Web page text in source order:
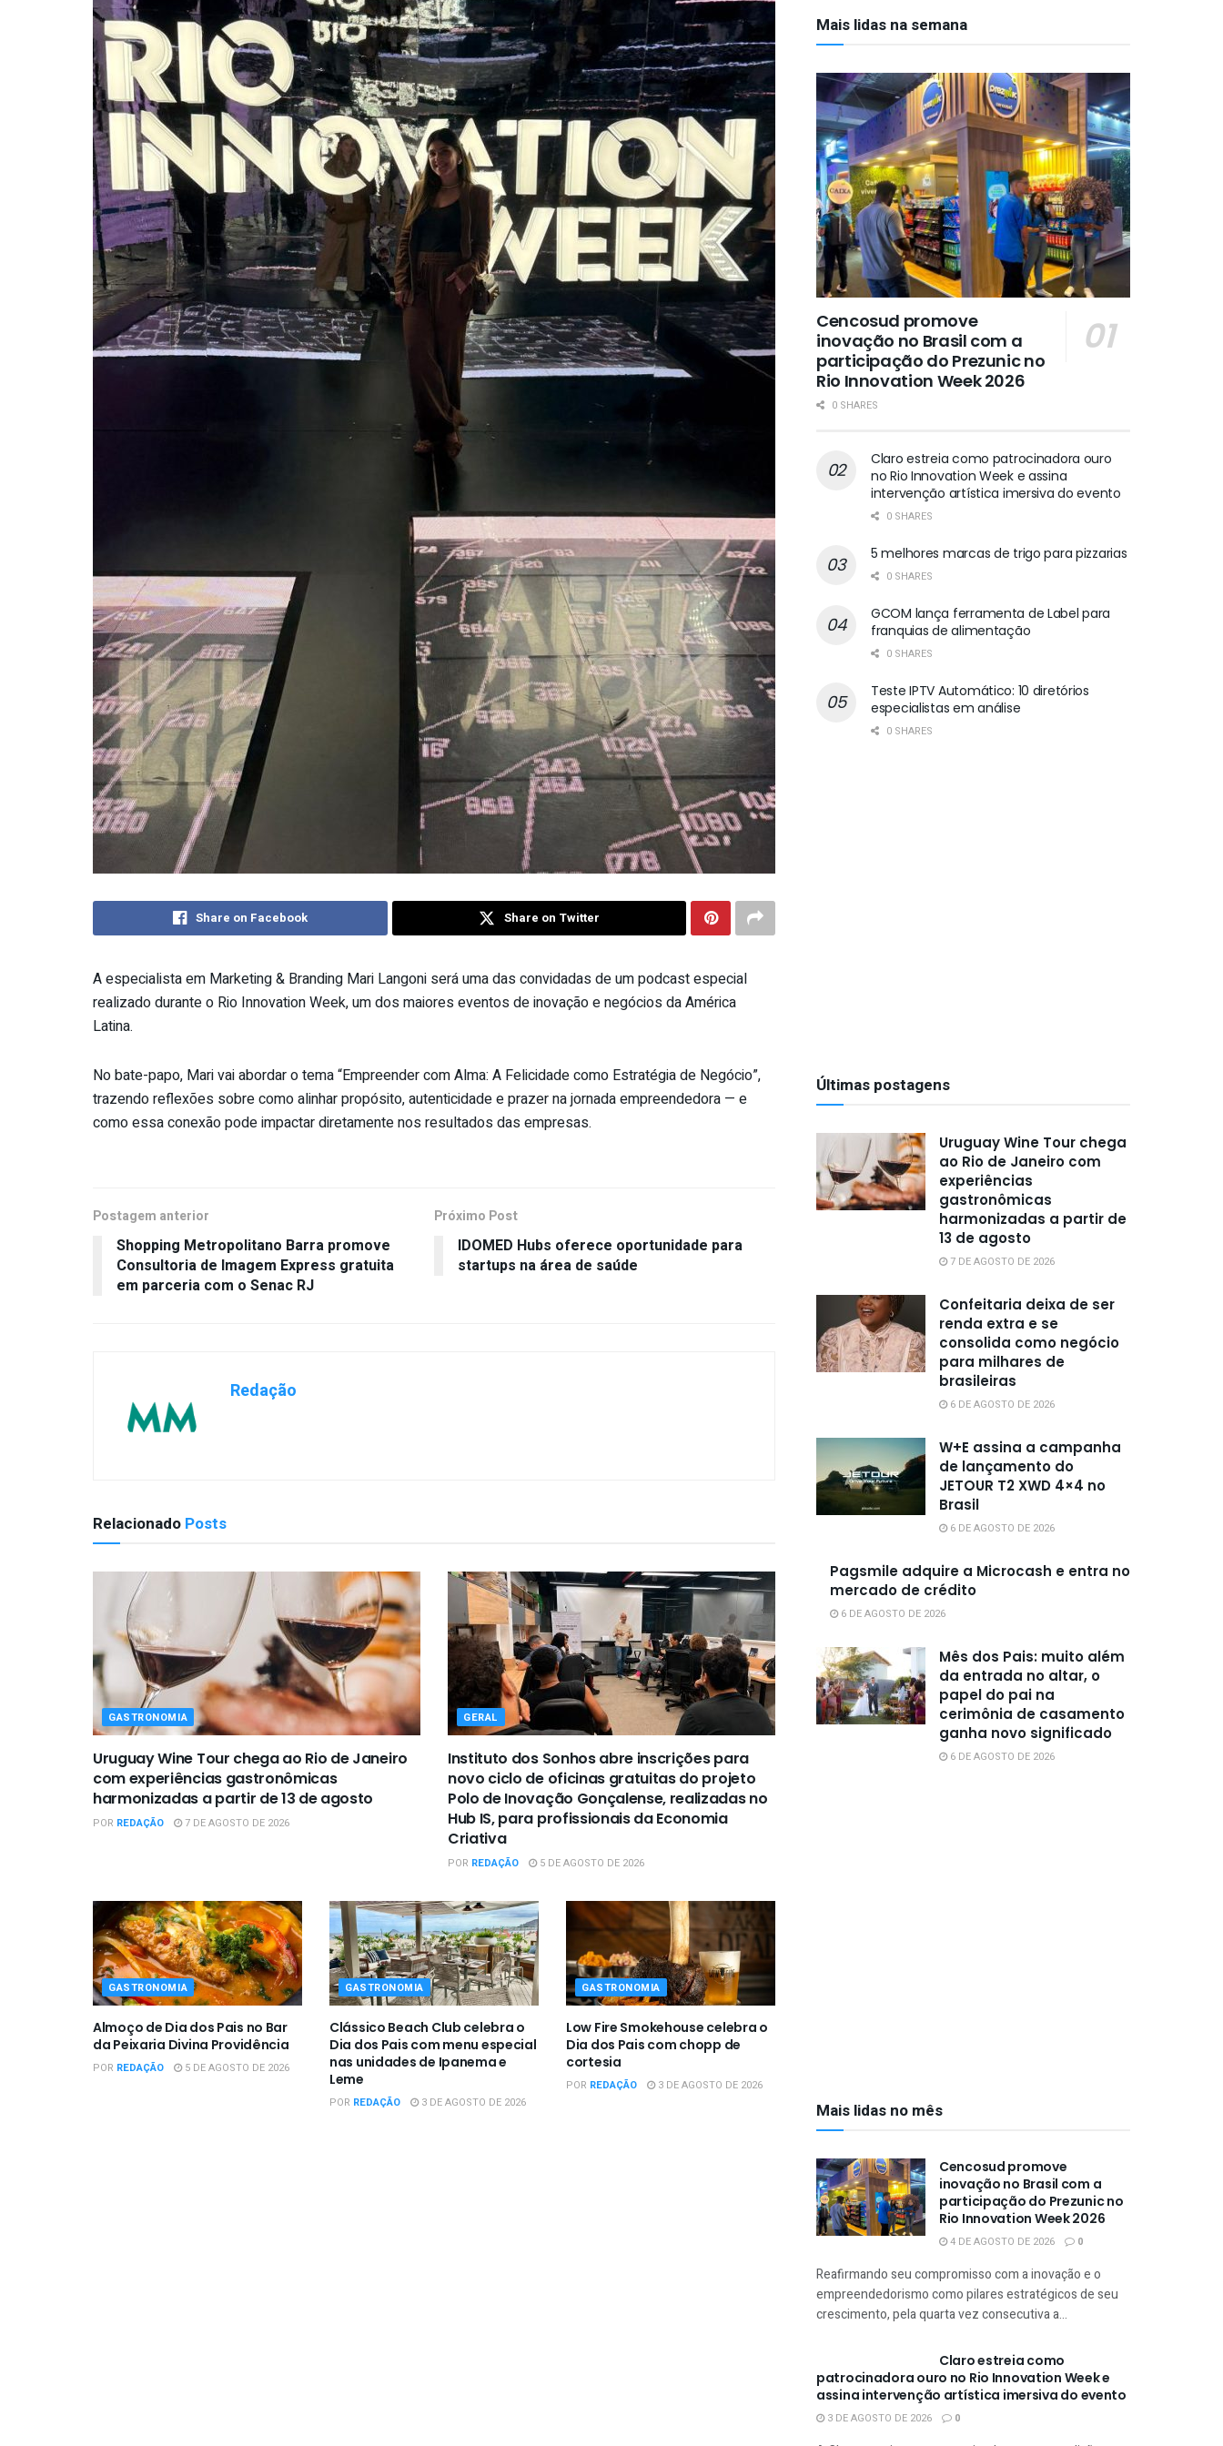
Share on Facebook Share on Twitter
A especialista em Marketing & Branding Mari Langoni será uma das convidadas de um podcast especial
realizado durante o Rio Innovation Week, um dos maiores eventos de inovação e negócios da América
Latina.
No bate-papo, Mari vai abordar o tema “Empreender com Alma: A Felicidade como Estratégia de Negócio”,
trazendo reflexões sobre como alinhar propósito, autenticidade e prazer na jornada empreendedora — e
como essa conexão pode impactar diretamente nos resultados das empresas.
Postagem anterior
Shopping Metropolitano Barra promove
Consultoria de Imagem Express gratuita
em parceria com o Senac RJ
Próximo Post
IDOMED Hubs oferece oportunidade para
startups na área de saúde
Redação
Relacionado Posts
GASTRONOMIA
Uruguay Wine Tour chega ao Rio de Janeiro
com experiências gastronômicas
harmonizadas a partir de 13 de agosto
POR REDAÇÃO 7 DE AGOSTO DE 2026
GERAL
Instituto dos Sonhos abre inscrições para
novo ciclo de oficinas gratuitas do projeto
Polo de Inovação Gonçalense, realizadas no
Hub IS, para profissionais da Economia
Criativa
POR REDAÇÃO 5 DE AGOSTO DE 2026
GASTRONOMIA
Almoço de Dia dos Pais no Bar
da Peixaria Divina Providência
POR REDAÇÃO 5 DE AGOSTO DE 2026
GASTRONOMIA
Clássico Beach Club celebra o
Dia dos Pais com menu especial
nas unidades de Ipanema e
Leme
POR REDAÇÃO 3 DE AGOSTO DE 2026
GASTRONOMIA
Low Fire Smokehouse celebra o
Dia dos Pais com chopp de
cortesia
POR REDAÇÃO 3 DE AGOSTO DE 2026
Mais lidas na semana
Cencosud promove
inovação no Brasil com a
participação do Prezunic no
Rio Innovation Week 2026
0 SHARES
Claro estreia como patrocinadora ouro
no Rio Innovation Week e assina
intervenção artística imersiva do evento
0 SHARES
5 melhores marcas de trigo para pizzarias
0 SHARES
GCOM lança ferramenta de Label para
franquias de alimentação
0 SHARES
Teste IPTV Automático: 10 diretórios
especialistas em análise
0 SHARES
Últimas postagens
Uruguay Wine Tour chega
ao Rio de Janeiro com
experiências
gastronômicas
harmonizadas a partir de
13 de agosto
7 DE AGOSTO DE 2026
Confeitaria deixa de ser
renda extra e se
consolida como negócio
para milhares de
brasileiras
6 DE AGOSTO DE 2026
W+E assina a campanha
de lançamento do
JETOUR T2 XWD 4×4 no
Brasil
6 DE AGOSTO DE 2026
Pagsmile adquire a Microcash e entra no
mercado de crédito
6 DE AGOSTO DE 2026
Mês dos Pais: muito além
da entrada no altar, o
papel do pai na
cerimônia de casamento
ganha novo significado
6 DE AGOSTO DE 2026
Mais lidas no mês
Cencosud promove
inovação no Brasil com a
participação do Prezunic no
Rio Innovation Week 2026
4 DE AGOSTO DE 2026 0
Reafirmando seu compromisso com a inovação e o
empreendedorismo como pilares estratégicos de seu
crescimento, pela quarta vez consecutiva a...
Claro estreia como
patrocinadora ouro no Rio Innovation Week e
assina intervenção artística imersiva do evento
3 DE AGOSTO DE 2026 0